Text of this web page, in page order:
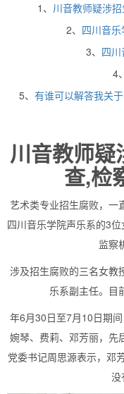
1、 川音教师疑涉
2、 四川音乐
3、 四
4、
5、 有谁可以解答我关
川音教师疑
查,检
艺术类专业招生腐败，一
四川音乐学院声乐系的3
监察
涉及招生腐败的三名女教
乐系副主任。目
年6月30日至7月10日期
婉琴、费莉、邓芳丽，先
党委书记周思源表示，邓
没